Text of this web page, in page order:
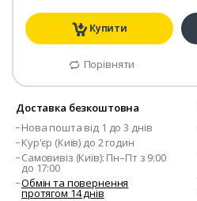
Купити
Порівняти
Доставка безкоштовна
Нова пошта від 1 до 3 днів
Кур'єр (Київ) до 2 годин
Самовивіз (Київ): Пн–Пт з 9:00
до 17:00
Обмін та повернення
протягом 14 днів